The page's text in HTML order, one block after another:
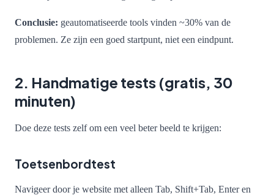
Conclusie: geautomatiseerde tools vinden ~30% van de
problemen. Ze zijn een goed startpunt, niet een eindpunt.
2. Handmatige tests (gratis, 30
minuten)
Doe deze tests zelf om een veel beter beeld te krijgen:
Toetsenbordtest
Navigeer door je website met alleen Tab, Shift+Tab, Enter en